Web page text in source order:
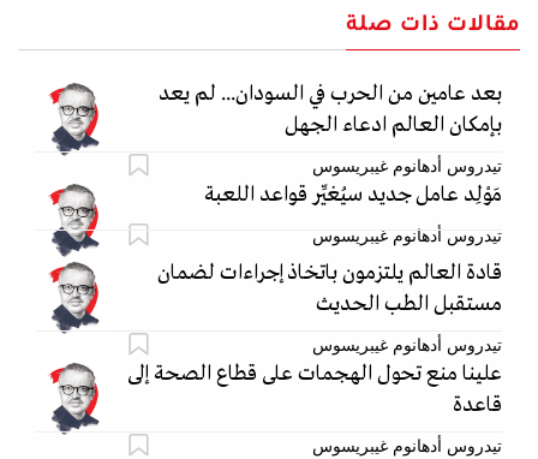
مقالات ذات صلة
بعد عامين من الحرب في السودان... لم يعد
بإمكان العالم ادعاء الجهل
تيدروس أدهانوم غيبريسوس
مَوْلِد عامل جديد سيُغيِّر قواعد اللعبة
تيدروس أدهانوم غيبريسوس
قادة العالم يلتزمون باتخاذ إجراءات لضمان
مستقبل الطب الحديث
تيدروس أدهانوم غيبريسوس
علينا منع تحول الهجمات على قطاع الصحة إلى
قاعدة
تيدروس أدهانوم غيبريسوس